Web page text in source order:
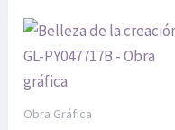
Obra Gráfica